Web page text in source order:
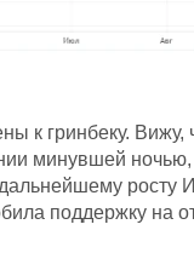
к гринбеку.
минувшей ночью,
росту
поддержку на